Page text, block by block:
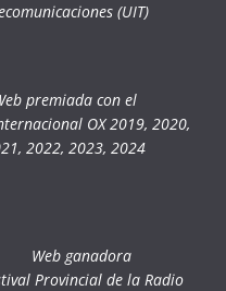
(UIT)
premiada con el
OX 2019, 2020,
2022, 2023, 2024
Web ganadora
Provincial de la Radio